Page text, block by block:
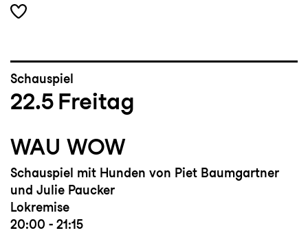
Schauspiel
22.5 Freitag
WAU WOW
Schauspiel mit Hunden von Piet Baumgartner
und Julie Paucker
Lokremise
20:00 - 21:15